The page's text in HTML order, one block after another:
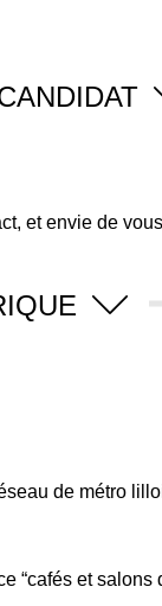
et envie de
de métro
“cafés et salons